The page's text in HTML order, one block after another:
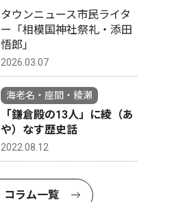
タウンニュース市民ライタ
ー「相模国神社祭礼・添田
悟郎」
2026.03.07
海老名・座間・綾瀬
「鎌倉殿の13人」に綾（あ
や）なす歴史話
2022.08.12
コラム一覧